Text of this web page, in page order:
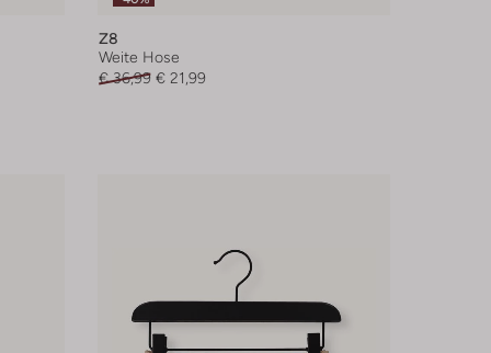
Z8
Weite Hose
€ 36,99 € 21,99